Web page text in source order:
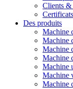
Clients &
Des produits
Machine
Machine
Machine
Machine
Machine
Machine
Machine